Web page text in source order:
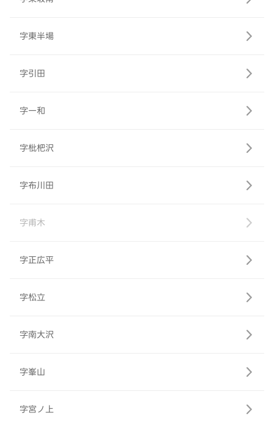
字東半場
字引田
字一和
字枇杷沢
字布川田
字甫木
字正広平
字松立
字南大沢
字峯山
字宮ノ上